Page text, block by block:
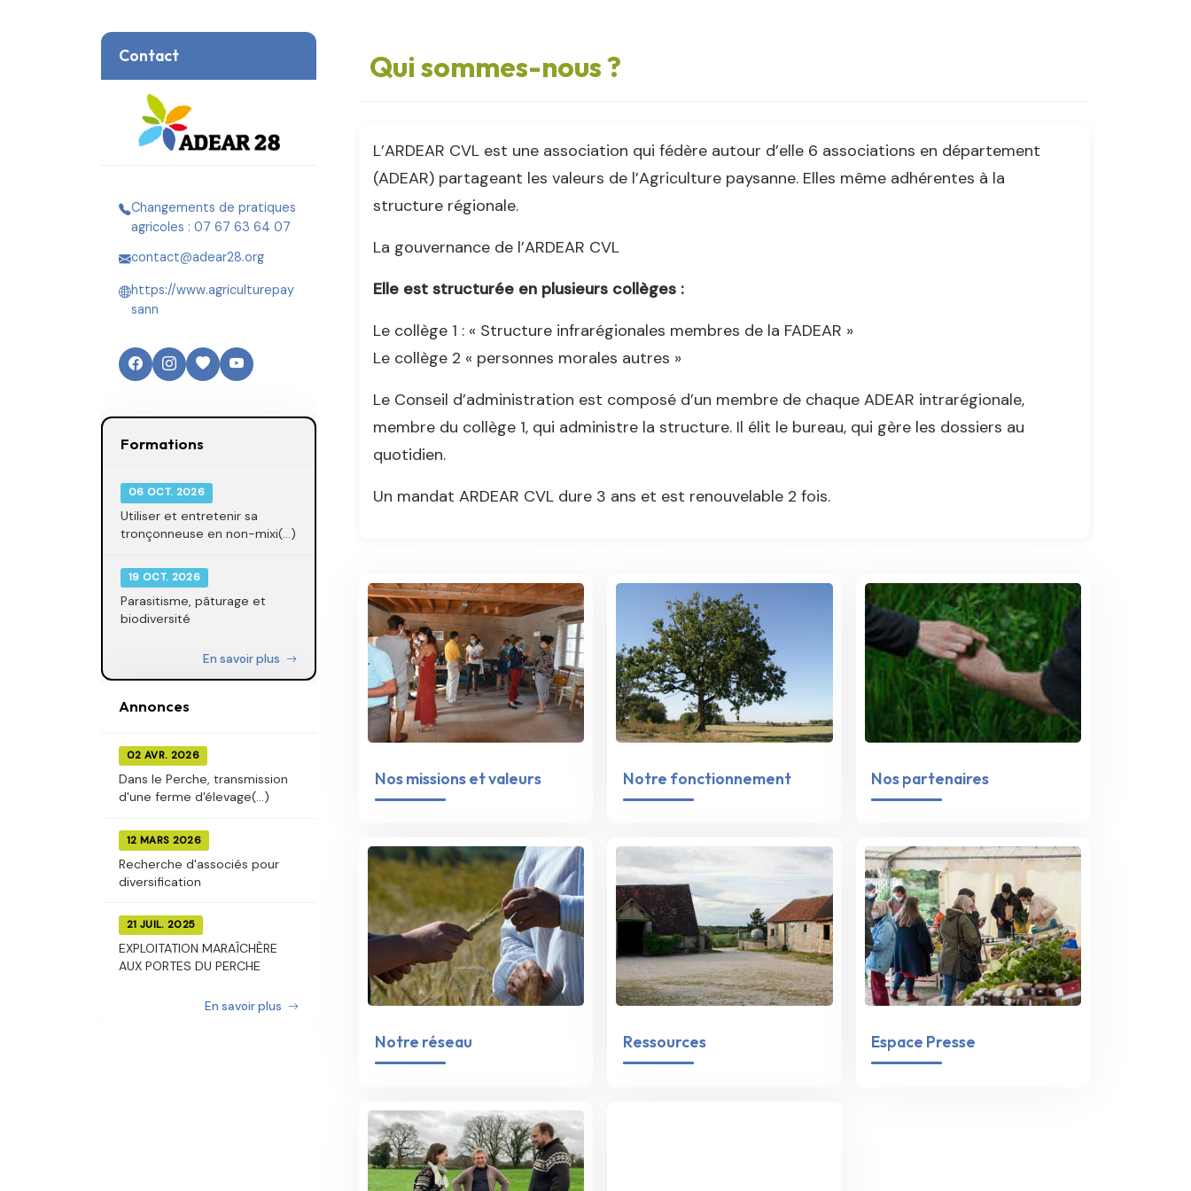
Contact
Changements de pratiques
agricoles : 07 67 63 64 07
contact@adear28.org
https://www.agriculturepay
sann
Formations
06 OCT. 2026
Utiliser et entretenir sa
tronçonneuse en non-mixi(...)
19 OCT. 2026
Parasitisme, pâturage et
biodiversité
En savoir plus
Annonces
02 AVR. 2026
Dans le Perche, transmission
d'une ferme d'élevage(...)
12 MARS 2026
Recherche d'associés pour
diversification
21 JUIL. 2025
EXPLOITATION MARAÎCHÈRE
AUX PORTES DU PERCHE
En savoir plus
Qui sommes-nous ?
L’ARDEAR CVL est une association qui fédère autour d’elle 6 associations en département
(ADEAR) partageant les valeurs de l’Agriculture paysanne. Elles même adhérentes à la
structure régionale.
La gouvernance de l’ARDEAR CVL
Elle est structurée en plusieurs collèges :
Le collège 1 : « Structure infrarégionales membres de la FADEAR »
Le collège 2 « personnes morales autres »
Le Conseil d’administration est composé d’un membre de chaque ADEAR intrarégionale,
membre du collège 1, qui administre la structure. Il élit le bureau, qui gère les dossiers au
quotidien.
Un mandat ARDEAR CVL dure 3 ans et est renouvelable 2 fois.
Nos missions et valeurs Notre fonctionnement Nos partenaires
Notre réseau Ressources Espace Presse